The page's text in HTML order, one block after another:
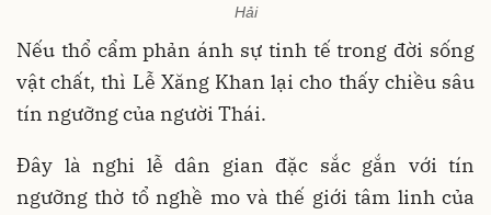
Hải
Nếu thổ cẩm phản ánh sự tinh tế trong đời sống
vật chất, thì Lễ Xăng Khan lại cho thấy chiều sâu
tín ngưỡng của người Thái.
Đây là nghi lễ dân gian đặc sắc gắn với tín
ngưỡng thờ tổ nghề mo và thế giới tâm linh của